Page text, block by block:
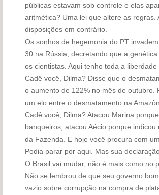
públicas estavam sob controle e elas
aritmética? Uma lei que altere as
disposições em contrário.
Os sonhos de hegemonia do PT
30 na Rússia, decretando que a
os cientistas. Aqui tenho toda a
Cadê você, Dilma? Disse que o
o aumento de 122% no mês de outubro.
um elo entre o desmatamento na
Cadê você, Dilma? Atacou Marina
banqueiros; atacou Aécio porque
da Fazenda. E hoje você procura com
Podia parar por aqui. Mas sua
O Brasil vai mudar, não é mais como no
Não se lembrou de que seu governo
vazio sobre corrupção na compra de